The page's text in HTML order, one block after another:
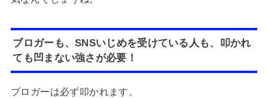
ブロガーも、SNSいじめを受けている人も、叩かれ
ても凹まない強さが必要！
ブロガーは必ず叩かれます。